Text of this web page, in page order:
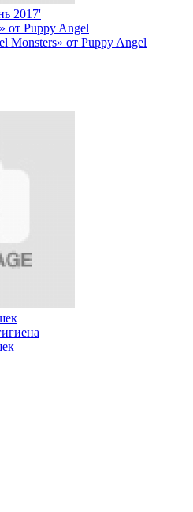
2017'
от Puppy Angel
Monsters» от Puppy Angel